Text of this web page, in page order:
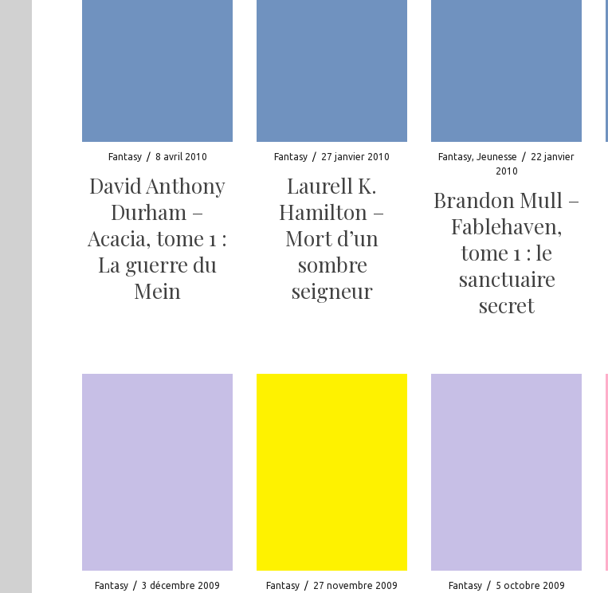
Fantasy / 8 avril 2010
David Anthony
Durham –
Acacia, tome 1 :
La guerre du
Mein
Fantasy / 27 janvier 2010
Laurell K.
Hamilton –
Mort d’un
sombre
seigneur
Fantasy,Jeunesse / 22 janvier
2010
Brandon Mull –
Fablehaven,
tome 1 : le
sanctuaire
secret
Fantasy / 3 décembre 2009 Fantasy / 27 novembre 2009 Fantasy / 5 octobre 2009